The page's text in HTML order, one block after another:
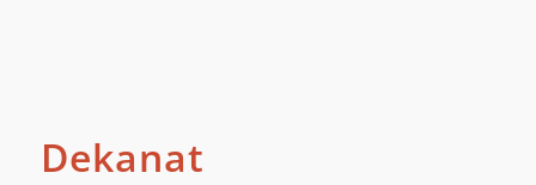
Dekanat